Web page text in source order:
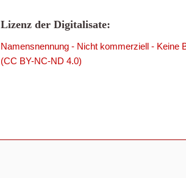
Lizenz der Digitalisate:
Namensnennung - Nicht kommerziell - Keine
(CC BY-NC-ND 4.0)